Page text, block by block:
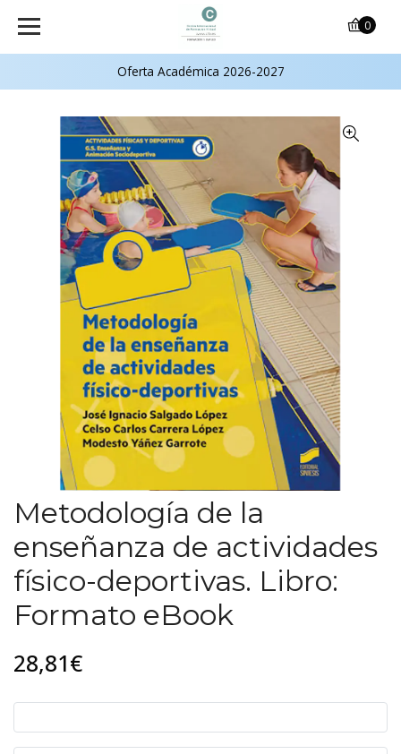
Oferta Académica 2026-2027
0
Metodología de la
enseñanza de actividades
físico-deportivas. Libro:
Formato eBook
28,81€